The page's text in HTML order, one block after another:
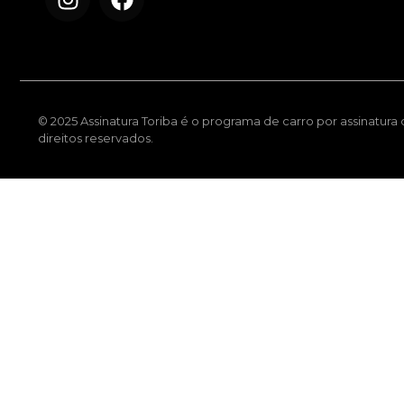
© 2025 Assinatura Toriba é o programa de carro por assinatura
direitos reservados.